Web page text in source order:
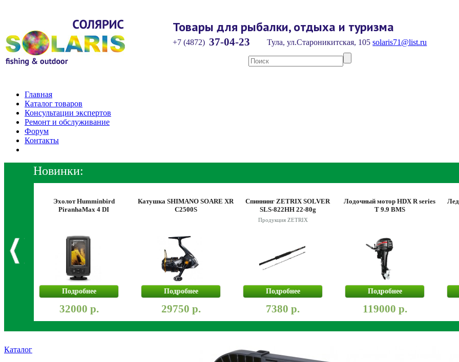
Товары для рыбалки, отдыха и туризма
+7 (4872) 37-04-23 Тула, ул.Староникитская, 105solaris71@list.ru
Главная
Каталог товаров
Консультации экспертов
Ремонт и обслуживание
Форум
Контакты
Новинки:
Эхолот Humminbird
PiranhaMax 4 DI
Подробнее
32000 р.
Катушка SHIMANO SOARE XR
C2500S
Подробнее
29750 р.
Спиннинг ZETRIX SOLVER
SLS-822HH 22-80g
Продукция ZETRIX
Подробнее
7380 р.
Лодочный мотор HDX R series
T 9.9 BMS
Подробнее
119000 р.
Каталог